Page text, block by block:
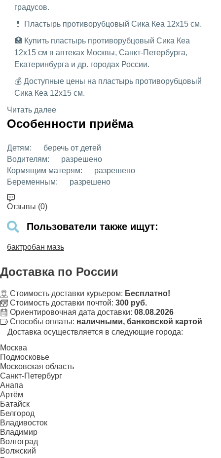
градусов.
💊 Пластырь противорубцовый Сика Кеа 12х15 см.
🏥 Купить пластырь противорубцовый Сика Кеа
12х15 см в аптеках Москвы, Санкт-Петербурга,
Екатеринбурга и др. городах России.
💰 Доступные цены на пластырь противорубцовый
Сика Кеа 12х15 см.
Читать далее
Особенности приёма
Детям:
беречь от детей
Водителям:
разрешено
Кормящим матерям:
разрешено
Беременным:
разрешено
Отзывы (0)
Пользователи также ищут:
бактробан мазь
Доставка по России
Стоимость доставки курьером: Бесплатно!
Стоимость доставки почтой: 300 руб.
Ориентировочная дата доставки: 08.08.2026
Способы оплаты: наличными, банковской картой
Доставка осуществляется в следующие города:
Москва
Подмосковье
Московская область
Санкт-Петербург
Анапа
Артём
Батайск
Белгород
Владивосток
Владимир
Волгоград
Волжский